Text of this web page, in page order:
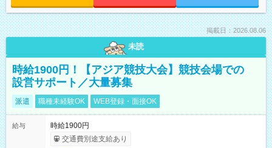
掲載日：2026.08.06
未読
時給1900円！【アジア競技大会】競技会場での
設営サポート／大量募集
派遣 職種未経験OK WEB登録・面接OK
給与
時給1900円
交通費別途支給あり